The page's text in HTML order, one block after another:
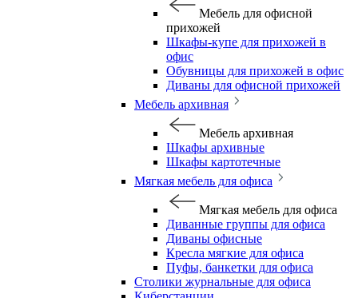
Мебель для офисной
прихожей
Шкафы-купе для прихожей в
офис
Обувницы для прихожей в офис
Диваны для офисной прихожей
Мебель архивная
Мебель архивная
Шкафы архивные
Шкафы картотечные
Мягкая мебель для офиса
Мягкая мебель для офиса
Диванные группы для офиса
Диваны офисные
Кресла мягкие для офиса
Пуфы, банкетки для офиса
Столики журнальные для офиса